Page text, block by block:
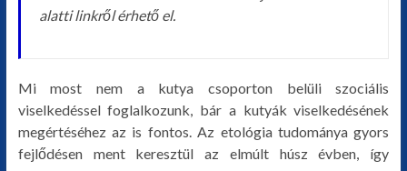
alatti linkről érhető el.
Mi most nem a kutya csoporton belüli szociális
viselkedéssel foglalkozunk, bár a kutyák viselkedésének
megértéséhez az is fontos. Az etológia tudománya gyors
fejlődésen ment keresztül az elmúlt húsz évben, így